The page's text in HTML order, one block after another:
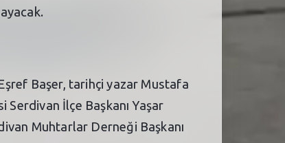
Başer, tarihçi yazar Mustafa
İlçe Başkanı Yaşar
Muhtarlar Derneği Başkanı